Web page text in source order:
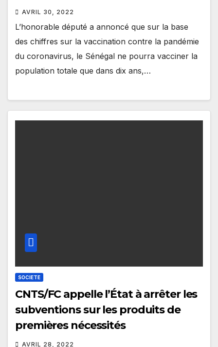
AVRIL 30, 2022
L’honorable député a annoncé que sur la base
des chiffres sur la vaccination contre la pandémie
du coronavirus, le Sénégal ne pourra vacciner la
population totale que dans dix ans,…
SOCIETE
CNTS/FC appelle l’État à arrêter les
subventions sur les produits de
premières nécessités
AVRIL 28, 2022